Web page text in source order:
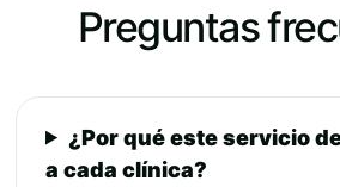
Preguntas
¿Por qué este servicio
a cada clínica?